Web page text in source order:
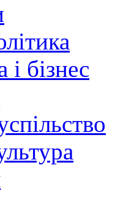
і бізнес